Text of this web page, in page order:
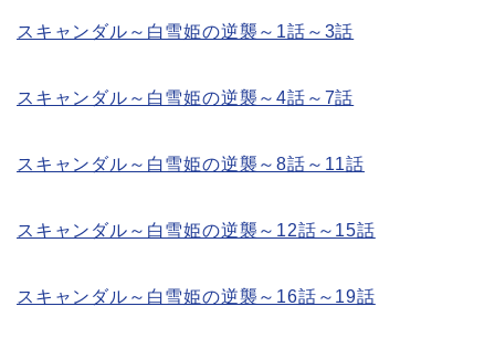
スキャンダル～白雪姫の逆襲～1話～3話
スキャンダル～白雪姫の逆襲～4話～7話
スキャンダル～白雪姫の逆襲～8話～11話
スキャンダル～白雪姫の逆襲～12話～15話
スキャンダル～白雪姫の逆襲～16話～19話